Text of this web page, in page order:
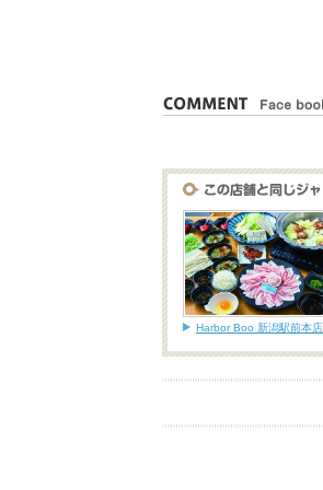
Harbor Boo 新潟駅前本店